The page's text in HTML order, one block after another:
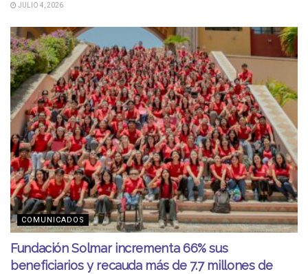
JULIO 4, 2026
COMUNICADOS
Fundación Solmar incrementa 66% sus
beneficiarios y recauda más de 7.7 millones de